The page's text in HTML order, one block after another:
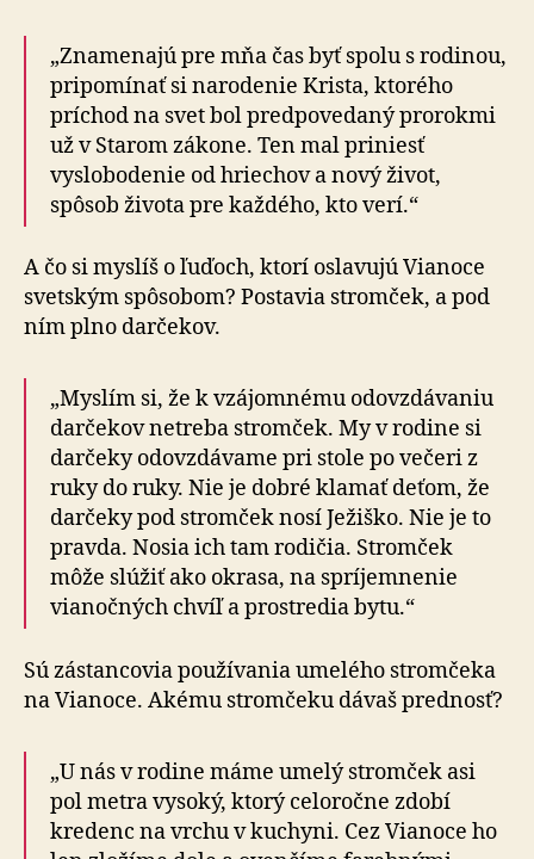
„Znamenajú pre mňa čas byť spolu s rodinou,
pripomínať si narodenie Krista, ktorého
príchod na svet bol predpovedaný prorokmi
už v Starom zákone. Ten mal priniesť
vyslobodenie od hriechov a nový život,
spôsob života pre každého, kto verí.“
A čo si myslíš o ľuďoch, ktorí oslavujú Vianoce
svetským spôsobom? Postavia stromček, a pod
ním plno darčekov.
„Myslím si, že k vzájomnému odovzdávaniu
darčekov netreba stromček. My v rodine si
darčeky odovzdávame pri stole po večeri z
ruky do ruky. Nie je dobré klamať deťom, že
darčeky pod stromček nosí Ježiško. Nie je to
pravda. Nosia ich tam rodičia. Stromček
môže slúžiť ako okrasa, na spríjemnenie
vianočných chvíľ a prostredia bytu.“
Sú zástancovia používania umelého stromčeka
na Vianoce. Akému stromčeku dávaš prednosť?
„U nás v rodine máme umelý stromček asi
pol metra vysoký, ktorý celoročne zdobí
kredenc na vrchu v kuchyni. Cez Vianoce ho